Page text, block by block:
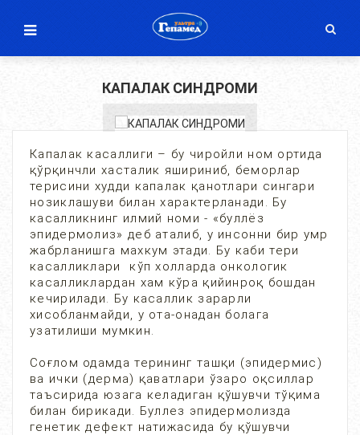
КАПАЛАК СИНДРОМИ
Капалак касаллиги – бу чиройли ном ортида
қўрқинчли хасталик яшириниб, беморлар
терисини худди капалак қанотлари сингари
нозиклашуви билан характерланади. Бу
касалликнинг илмий номи - «буллёз
эпидермолиз» деб аталиб, у инсонни бир умр
жабрланишга махкум этади. Бу каби тери
касалликлари кўп холларда онкологик
касалликлардан хам кўра қийинроқ бошдан
кечирилади. Бу касаллик зарарли
хисобланмайди, у ота-онадан болага
узатилиши мумкин.
Соғлом одамда терининг ташқи (эпидермис)
ва ички (дерма) қаватлари ўзаро оқсиллар
таъсирида юзага келадиган қўшувчи тўқима
билан бирикади. Буллез эпидермолизда
генетик дефект натижасида бу қўшувчи